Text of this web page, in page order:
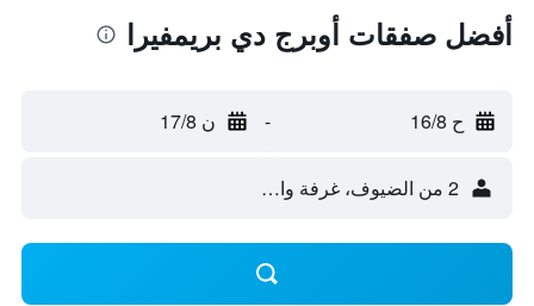
أفضل صفقات أوبرج دي بريمفيرا
ح 16/8 - ن 17/8
2 من الضيوف، غرفة واحدة